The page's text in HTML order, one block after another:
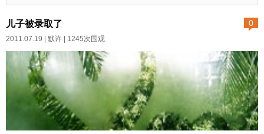
0
儿子被录取了
2011.07.19 | 默许 | 1245次围观